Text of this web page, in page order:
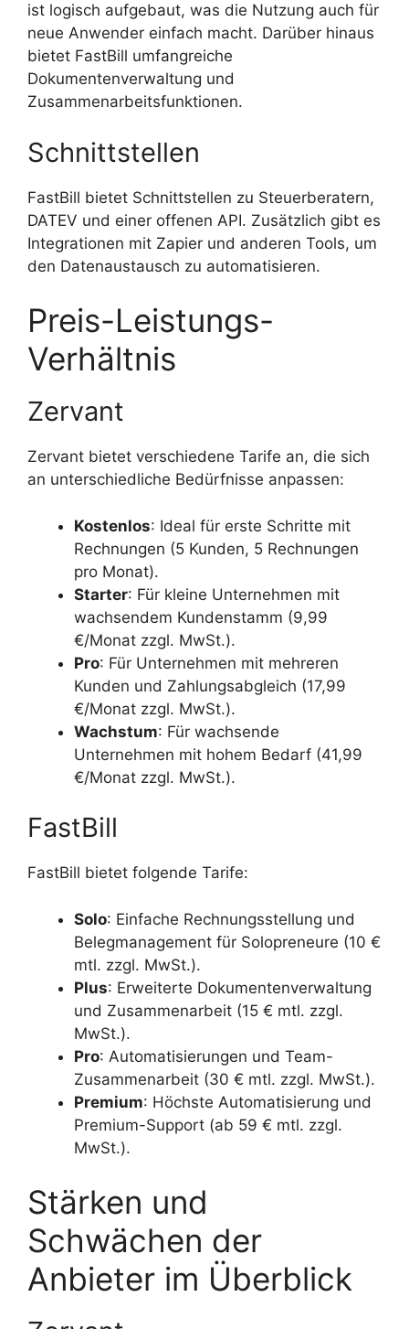
ist logisch aufgebaut, was die Nutzung auch für
neue Anwender einfach macht. Darüber hinaus
bietet FastBill umfangreiche
Dokumentenverwaltung und
Zusammenarbeitsfunktionen.
Schnittstellen
FastBill bietet Schnittstellen zu Steuerberatern,
DATEV und einer offenen API. Zusätzlich gibt es
Integrationen mit Zapier und anderen Tools, um
den Datenaustausch zu automatisieren.
Preis-Leistungs-
Verhältnis
Zervant
Zervant bietet verschiedene Tarife an, die sich
an unterschiedliche Bedürfnisse anpassen:
Kostenlos: Ideal für erste Schritte mit
Rechnungen (5 Kunden, 5 Rechnungen
pro Monat).
Starter: Für kleine Unternehmen mit
wachsendem Kundenstamm (9,99
€/Monat zzgl. MwSt.).
Pro: Für Unternehmen mit mehreren
Kunden und Zahlungsabgleich (17,99
€/Monat zzgl. MwSt.).
Wachstum: Für wachsende
Unternehmen mit hohem Bedarf (41,99
€/Monat zzgl. MwSt.).
FastBill
FastBill bietet folgende Tarife:
Solo: Einfache Rechnungsstellung und
Belegmanagement für Solopreneure (10 €
mtl. zzgl. MwSt.).
Plus: Erweiterte Dokumentenverwaltung
und Zusammenarbeit (15 € mtl. zzgl.
MwSt.).
Pro: Automatisierungen und Team-
Zusammenarbeit (30 € mtl. zzgl. MwSt.).
Premium: Höchste Automatisierung und
Premium-Support (ab 59 € mtl. zzgl.
MwSt.).
Stärken und
Schwächen der
Anbieter im Überblick